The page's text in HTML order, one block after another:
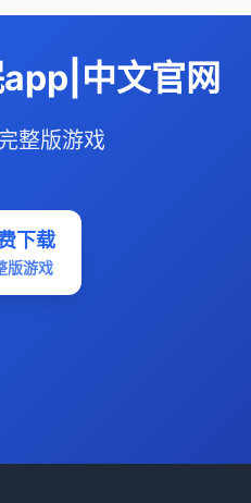
中文官网
整版游戏
下载
版游戏